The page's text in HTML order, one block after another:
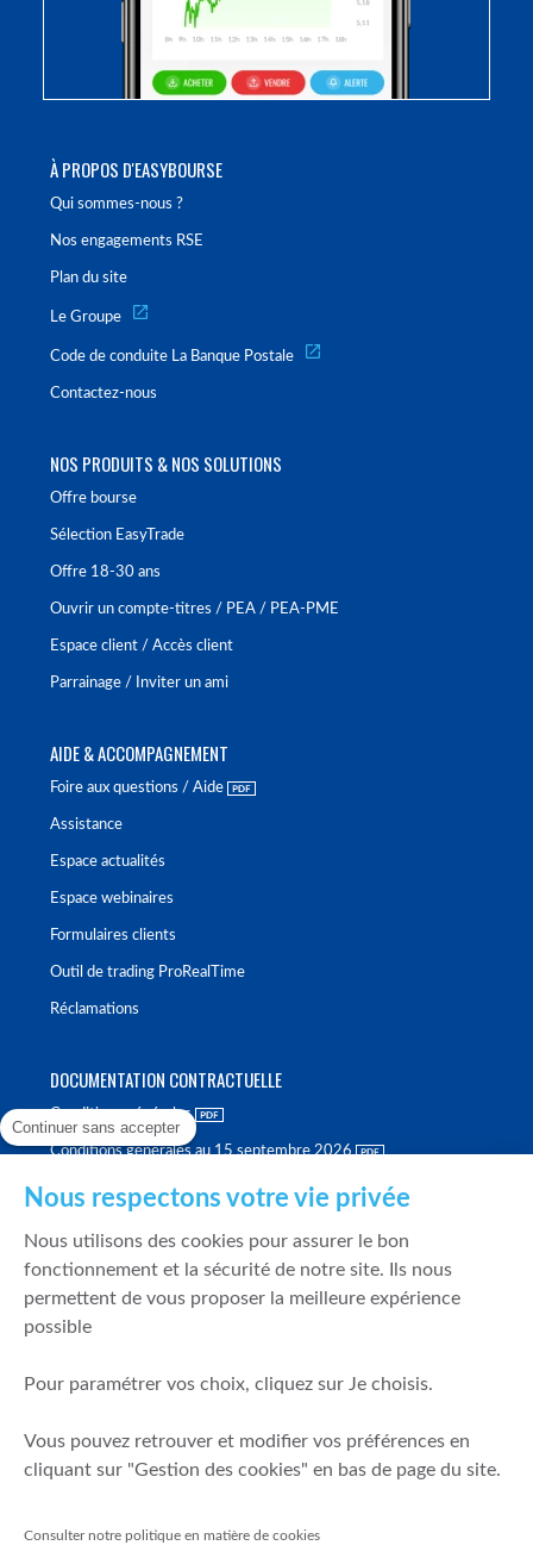
À PROPOS D'EASYBOURSE
Qui sommes-nous ?
Nos engagements RSE
Plan du site
Le Groupe
Code de conduite La Banque Postale
Contactez-nous
NOS PRODUITS & NOS SOLUTIONS
Offre bourse
Sélection EasyTrade
Offre 18-30 ans
Ouvrir un compte-titres / PEA / PEA-PME
Espace client / Accès client
Parrainage / Inviter un ami
AIDE & ACCOMPAGNEMENT
Foire aux questions / Aide
Assistance
Espace actualités
Espace webinaires
Formulaires clients
Outil de trading ProRealTime
Réclamations
DOCUMENTATION CONTRACTUELLE
Conditions générales
Conditions générales au 15 septembre 2026
Politique de meilleure sélection
Politique de durabilité
Fonds de garantie des dépôts et de résolution
Mentions légales
Prévention de la fraude
Continuer sans accepter
Nous respectons votre vie privée
Nous utilisons des cookies pour assurer le bon
fonctionnement et la sécurité de notre site. Ils nous
permettent de vous proposer la meilleure expérience
possible
Pour paramétrer vos choix, cliquez sur Je choisis.
Vous pouvez retrouver et modifier vos préférences en
cliquant sur "Gestion des cookies" en bas de page du site.
Consulter notre politique en matière de cookies